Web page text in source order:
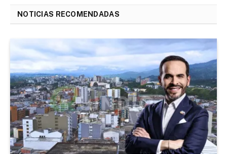
NOTICIAS RECOMENDADAS